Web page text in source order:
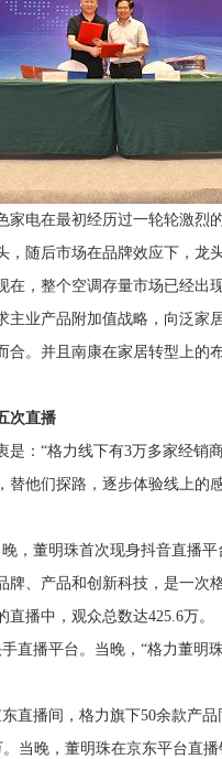
电在最初经历过一轮轮激烈
，随后市场在品牌效应下，龙
在，整个空调存量市场已经出
主业产品附加值战略，向泛家
合。并且南康在家居转型上的
次直播
：“格力线下有3万多家经销
替他们探路，逐步体验线上的
董明珠首次现身抖音直播平
牌、产品和创新科技，是一次
播中，观众总数达425.6万。
播平台。当晚，“格力董明
播间，格力旗下50余款产品
。当晚，董明珠在京东平台直